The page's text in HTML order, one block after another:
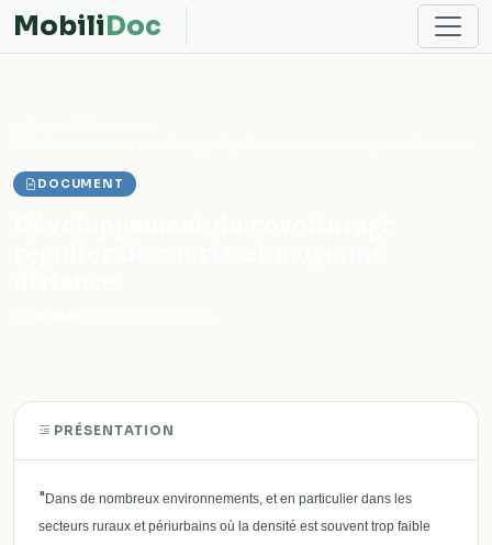
MobiliDoc
DOCUMENT
PRÉSENTATION
" Dans de nombreux environnements, et en particulier dans les
secteurs ruraux et périurbains où la densité est souvent trop faible